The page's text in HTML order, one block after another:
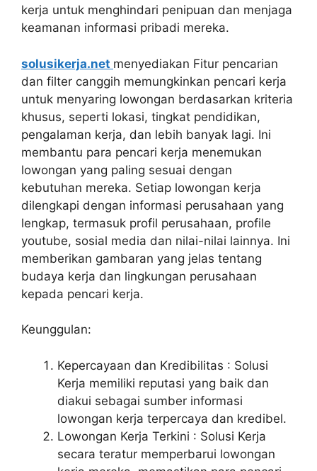
kerja untuk menghindari penipuan dan menjaga
keamanan informasi pribadi mereka.
solusikerja.net menyediakan Fitur pencarian
dan filter canggih memungkinkan pencari kerja
untuk menyaring lowongan berdasarkan kriteria
khusus, seperti lokasi, tingkat pendidikan,
pengalaman kerja, dan lebih banyak lagi. Ini
membantu para pencari kerja menemukan
lowongan yang paling sesuai dengan
kebutuhan mereka. Setiap lowongan kerja
dilengkapi dengan informasi perusahaan yang
lengkap, termasuk profil perusahaan, profile
youtube, sosial media dan nilai-nilai lainnya. Ini
memberikan gambaran yang jelas tentang
budaya kerja dan lingkungan perusahaan
kepada pencari kerja.
Keunggulan:
Kepercayaan dan Kredibilitas : Solusi
Kerja memiliki reputasi yang baik dan
diakui sebagai sumber informasi
lowongan kerja terpercaya dan kredibel.
Lowongan Kerja Terkini : Solusi Kerja
secara teratur memperbarui lowongan